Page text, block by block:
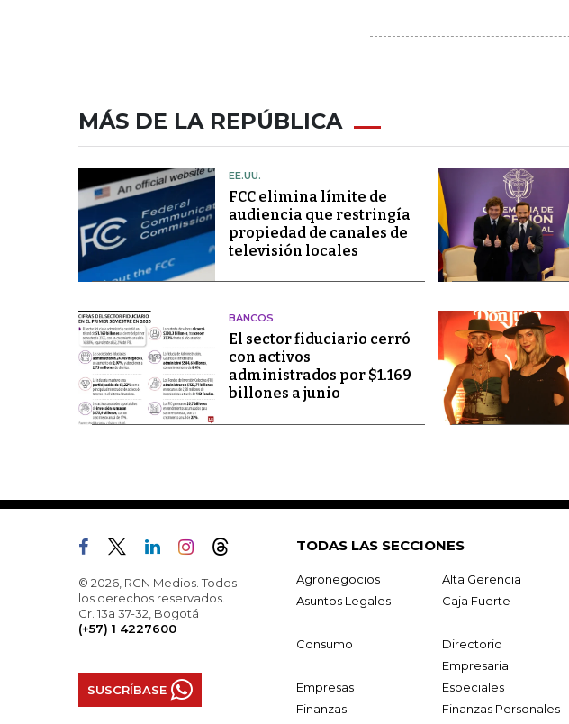
MÁS DE LA REPÚBLICA
EE.UU.
FCC elimina límite de
audiencia que restringía
propiedad de canales de
televisión locales
BANCOS
El sector fiduciario cerró
con activos
administrados por $1.169
billones a junio
© 2026, RCN Medios. Todos
los derechos reservados.
Cr. 13a 37-32, Bogotá
(+57) 1 4227600
SUSCRÍBASE
TODAS LAS SECCIONES
Agronegocios Alta Gerencia
Asuntos Legales
Caja Fuerte
Consumo
Directorio
Empresarial
Empresas Especiales
Finanzas
Finanzas Personales